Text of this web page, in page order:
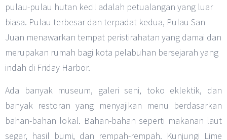
pulau-pulau hutan kecil adalah petualangan yang luar
biasa. Pulau terbesar dan terpadat kedua, Pulau San
Juan menawarkan tempat peristirahatan yang damai dan
merupakan rumah bagi kota pelabuhan bersejarah yang
indah di Friday Harbor.
Ada banyak museum, galeri seni, toko eklektik, dan
banyak restoran yang menyajikan menu berdasarkan
bahan-bahan lokal. Bahan-bahan seperti makanan laut
segar, hasil bumi, dan rempah-rempah. Kunjungi Lime